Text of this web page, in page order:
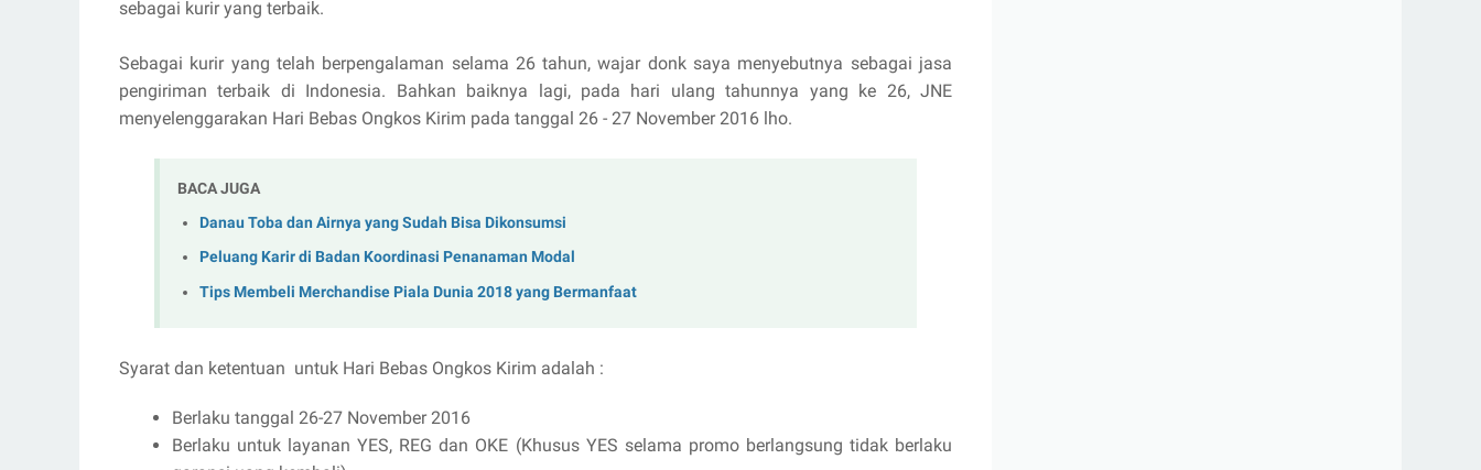
sebagai kurir yang terbaik.
Sebagai kurir yang telah berpengalaman selama 26 tahun, wajar donk saya menyebutnya sebagai jasa
pengiriman terbaik di Indonesia. Bahkan baiknya lagi, pada hari ulang tahunnya yang ke 26, JNE
menyelenggarakan Hari Bebas Ongkos Kirim pada tanggal 26 - 27 November 2016 lho.
BACA JUGA
Danau Toba dan Airnya yang Sudah Bisa Dikonsumsi
Peluang Karir di Badan Koordinasi Penanaman Modal
Tips Membeli Merchandise Piala Dunia 2018 yang Bermanfaat
Syarat dan ketentuan untuk Hari Bebas Ongkos Kirim adalah :
Berlaku tanggal 26-27 November 2016
Berlaku untuk layanan YES, REG dan OKE (Khusus YES selama promo berlangsung tidak berlaku